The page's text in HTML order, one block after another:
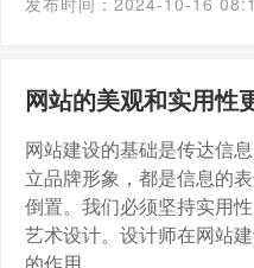
网站的美观和实用性
网站建设的基础是传达信
立品牌形象，都是信息的
倒置。我们必须坚持实用
艺术设计。设计师在网站